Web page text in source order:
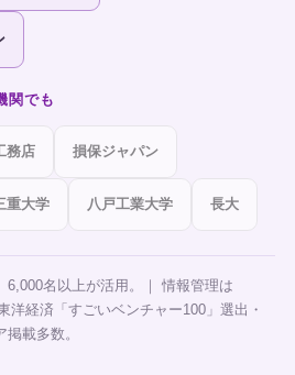
関でも
務店 損保ジャパン
重大学 八戸工業大学 長大
6,000名以上が活用。｜ 情報管理は
洋経済「すごいベンチャー100」選出・
載多数。